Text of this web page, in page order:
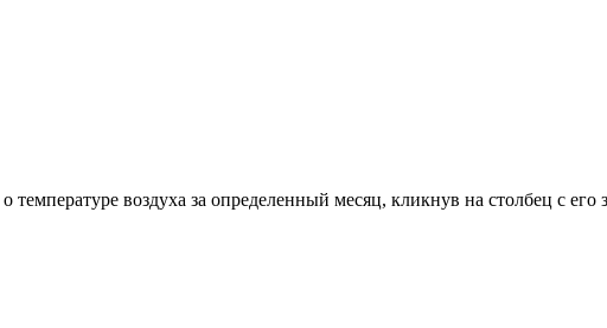
воздуха за определенный месяц, кликнув на столбец с его